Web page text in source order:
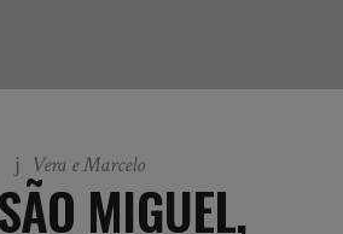
Vera e Marcelo
MIGUEL,